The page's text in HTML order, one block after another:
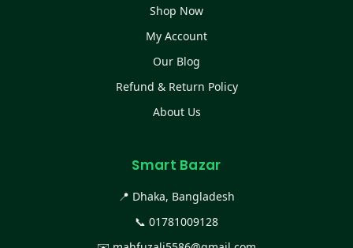
Shop Now
My Account
Our Blog
Refund & Return Policy
About Us
Smart Bazar
📍 Dhaka, Bangladesh
📞 01781009128